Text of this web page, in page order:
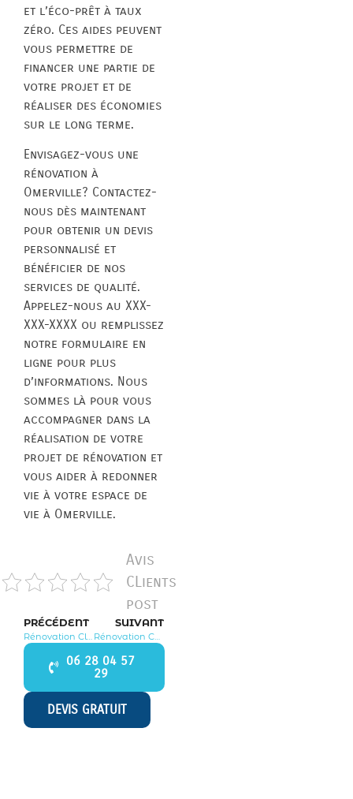
et l’éco-prêt à taux
zéro. Ces aides peuvent
vous permettre de
financer une partie de
votre projet et de
réaliser des économies
sur le long terme.
Envisagez-vous une
rénovation à
Omerville? Contactez-
nous dès maintenant
pour obtenir un devis
personnalisé et
bénéficier de nos
services de qualité.
Appelez-nous au XXX-
XXX-XXXX ou remplissez
notre formulaire en
ligne pour plus
d’informations. Nous
sommes là pour vous
accompagner dans la
réalisation de votre
projet de rénovation et
vous aider à redonner
vie à votre espace de
vie à Omerville.
Avis
CLients
post
PRÉCÉDENT
Rénovation Cléry en Vexin 95420
SUIVANT
Rénovation Charmont 95420
06 28 04 57
29
DEVIS GRATUIT